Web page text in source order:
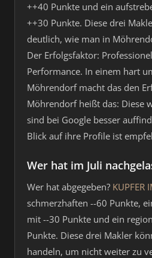
++40 Punkte und ein
++30 Punkte. Diese drei
deutlich, wie man in
Der Erfolgsfaktor:
Performance. In einem hart
Möhrendorf macht das den
Möhrendorf heißt das: Diese
sind bei Google besser
Blick auf ihre Profile ist
Wer hat im Juli
Wer hat abgegeben? KUPFER
schmerzhaften --60 Punkte,
mit --30 Punkte und ein
Punkte. Diese drei Makler
handeln, um nicht weiter zu